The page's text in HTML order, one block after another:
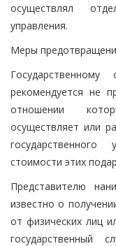
осуществлял
управления.
Меры
рекомендуется не
отношении
осуществляет или
стоимости этих
Представителю
известно о
от физических лиц
государственный